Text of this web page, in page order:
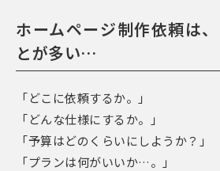
ホームページ制作依頼は
とが多い…
「どこに依頼するか。」
「どんな仕様にするか。」
「予算はどのくらいにしようか？」
「プランは何がいいか…。」